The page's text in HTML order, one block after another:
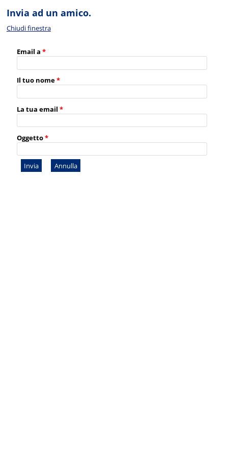
Invia ad un amico.
Chiudi finestra
Email a *
Il tuo nome*
La tua email *
Oggetto*
Invia Annulla